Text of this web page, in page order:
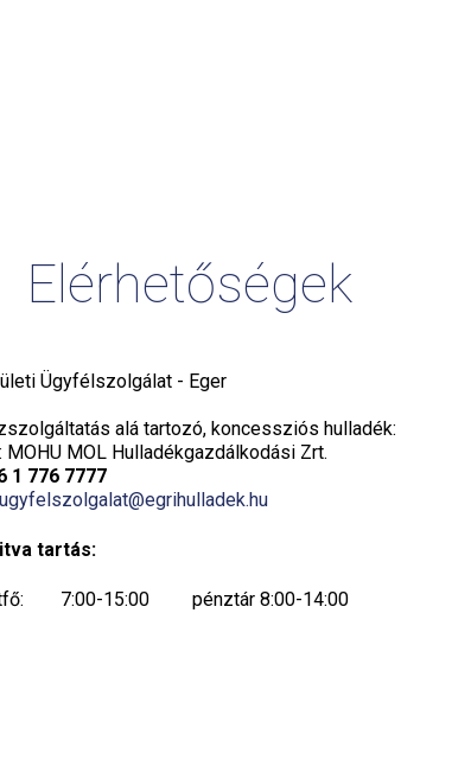
Elérhetőségek
Ügyfélszolgálat - Eger
alá tartozó, koncessziós hulladék:
MOHU MOL Hulladékgazdálkodási Zrt.
1 776 7777
ugyfelszolgalat@egrihulladek.hu
tartás:
7:00-15:00 pénztár 8:00-14:00